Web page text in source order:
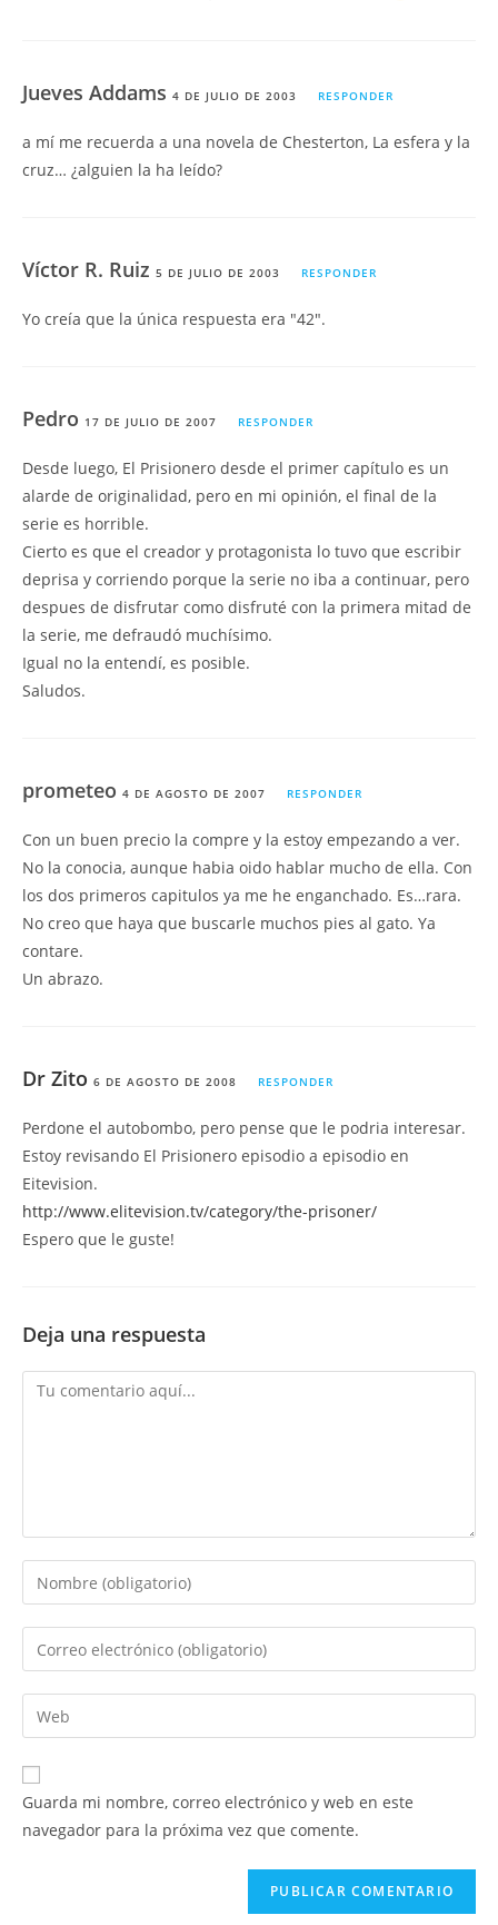
Jueves Addams 4 DE JULIO DE 2003 RESPONDER
a mí me recuerda a una novela de Chesterton, La esfera y la
cruz… ¿alguien la ha leído?
Víctor R. Ruiz 5 DE JULIO DE 2003 RESPONDER
Yo creía que la única respuesta era "42".
Pedro 17 DE JULIO DE 2007 RESPONDER
Desde luego, El Prisionero desde el primer capítulo es un
alarde de originalidad, pero en mi opinión, el final de la
serie es horrible.
Cierto es que el creador y protagonista lo tuvo que escribir
deprisa y corriendo porque la serie no iba a continuar, pero
despues de disfrutar como disfruté con la primera mitad de
la serie, me defraudó muchísimo.
Igual no la entendí, es posible.
Saludos.
prometeo 4 DE AGOSTO DE 2007 RESPONDER
Con un buen precio la compre y la estoy empezando a ver.
No la conocia, aunque habia oido hablar mucho de ella. Con
los dos primeros capitulos ya me he enganchado. Es…rara.
No creo que haya que buscarle muchos pies al gato. Ya
contare.
Un abrazo.
Dr Zito 6 DE AGOSTO DE 2008 RESPONDER
Perdone el autobombo, pero pense que le podria interesar.
Estoy revisando El Prisionero episodio a episodio en
Eitevision.
http://www.elitevision.tv/category/the-prisoner/
Espero que le guste!
Deja una respuesta
Comentario
Introduce
tu
nombre
de
usuario
para
comentar
Introduce
tu
dirección
de
electrónico
para
comentar
Introduce
la
URL
de
Guarda mi nombre, correo electrónico y web en este
navegador para la próxima vez que comente.